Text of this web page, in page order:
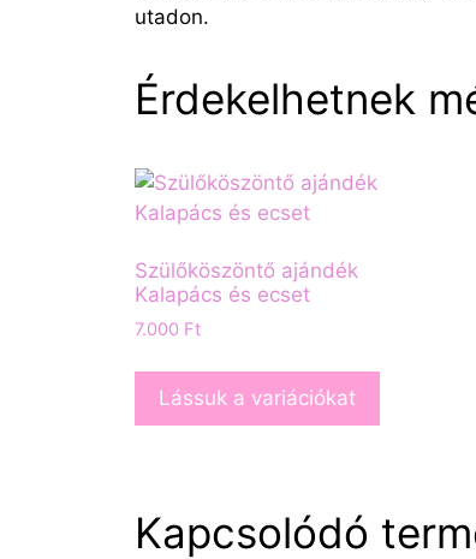
utadon.
Érdekelhetnek
Szülőköszöntő ajándék
Kalapács és ecset
7.000 Ft
Lássuk a variációkat
Kapcsolódó